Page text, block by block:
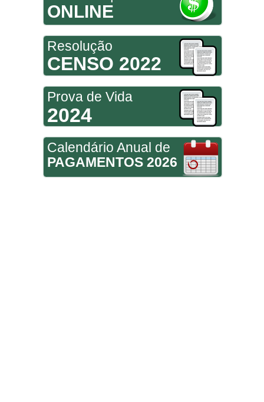
ONLINE
Resolução
CENSO 2022
Prova de Vida
2024
Calendário Anual de
PAGAMENTOS 2026